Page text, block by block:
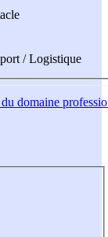
/ Logistique
domaine